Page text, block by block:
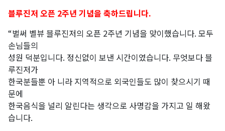
블루진저 오픈 2주년 기념을 축하드립니다.
“벌써 벨뷰 블루진저의 오픈 2주년 기념을 맞이했습니다. 모두
손님들의
성원 덕분입니다. 정신없이 보낸 시간이였습니다. 무엇보다 블
루진저가
한국분들뿐 아 니라 지역적으로 외국인들도 많이 찾으시기 때
문에
한국음식을 널리 알린다는 생각으로 사명감을 가지고 일 해왔
습니다.